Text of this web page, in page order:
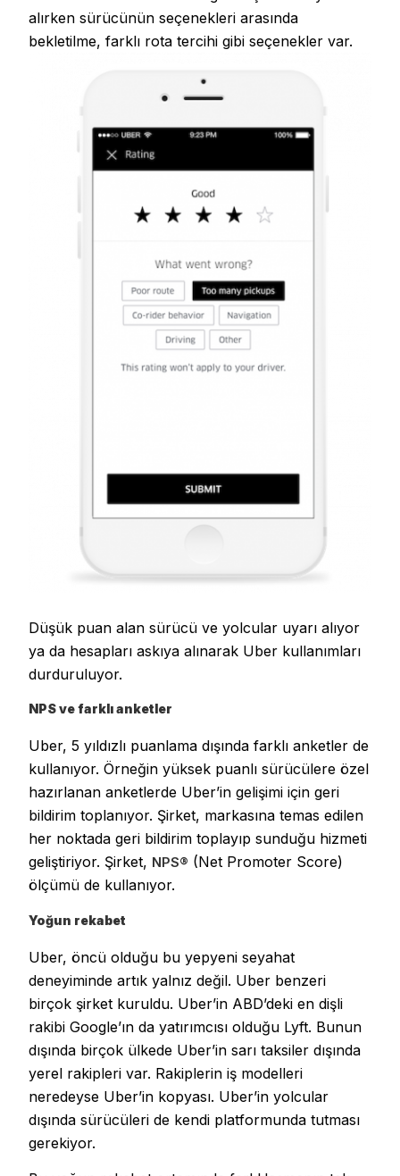
alırken sürücünün seçenekleri arasında
bekletilme, farklı rota tercihi gibi seçenekler var.
Düşük puan alan sürücü ve yolcular uyarı alıyor
ya da hesapları askıya alınarak Uber kullanımları
durduruluyor.
NPS ve farklı anketler
Uber, 5 yıldızlı puanlama dışında farklı anketler de
kullanıyor. Örneğin yüksek puanlı sürücülere özel
hazırlanan anketlerde Uber’in gelişimi için geri
bildirim toplanıyor. Şirket, markasına temas edilen
her noktada geri bildirim toplayıp sunduğu hizmeti
geliştiriyor. Şirket, NPS® (Net Promoter Score)
ölçümü de kullanıyor.
Yoğun rekabet
Uber, öncü olduğu bu yepyeni seyahat
deneyiminde artık yalnız değil. Uber benzeri
birçok şirket kuruldu. Uber’in ABD’deki en dişli
rakibi Google’ın da yatırımcısı olduğu Lyft. Bunun
dışında birçok ülkede Uber’in sarı taksiler dışında
yerel rakipleri var. Rakiplerin iş modelleri
neredeyse Uber’in kopyası. Uber’in yolcular
dışında sürücüleri de kendi platformunda tutması
gerekiyor.